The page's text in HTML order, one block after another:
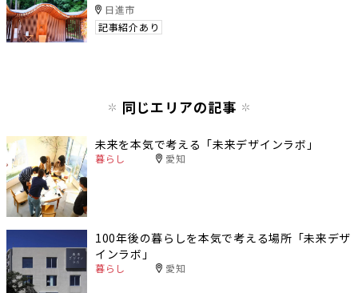
日進市
記事紹介あり
同じエリアの記事
未来を本気で考える「未来デザインラボ」
暮らし 愛知
100年後の暮らしを本気で考える場所「未来デザ
インラボ」
暮らし 愛知